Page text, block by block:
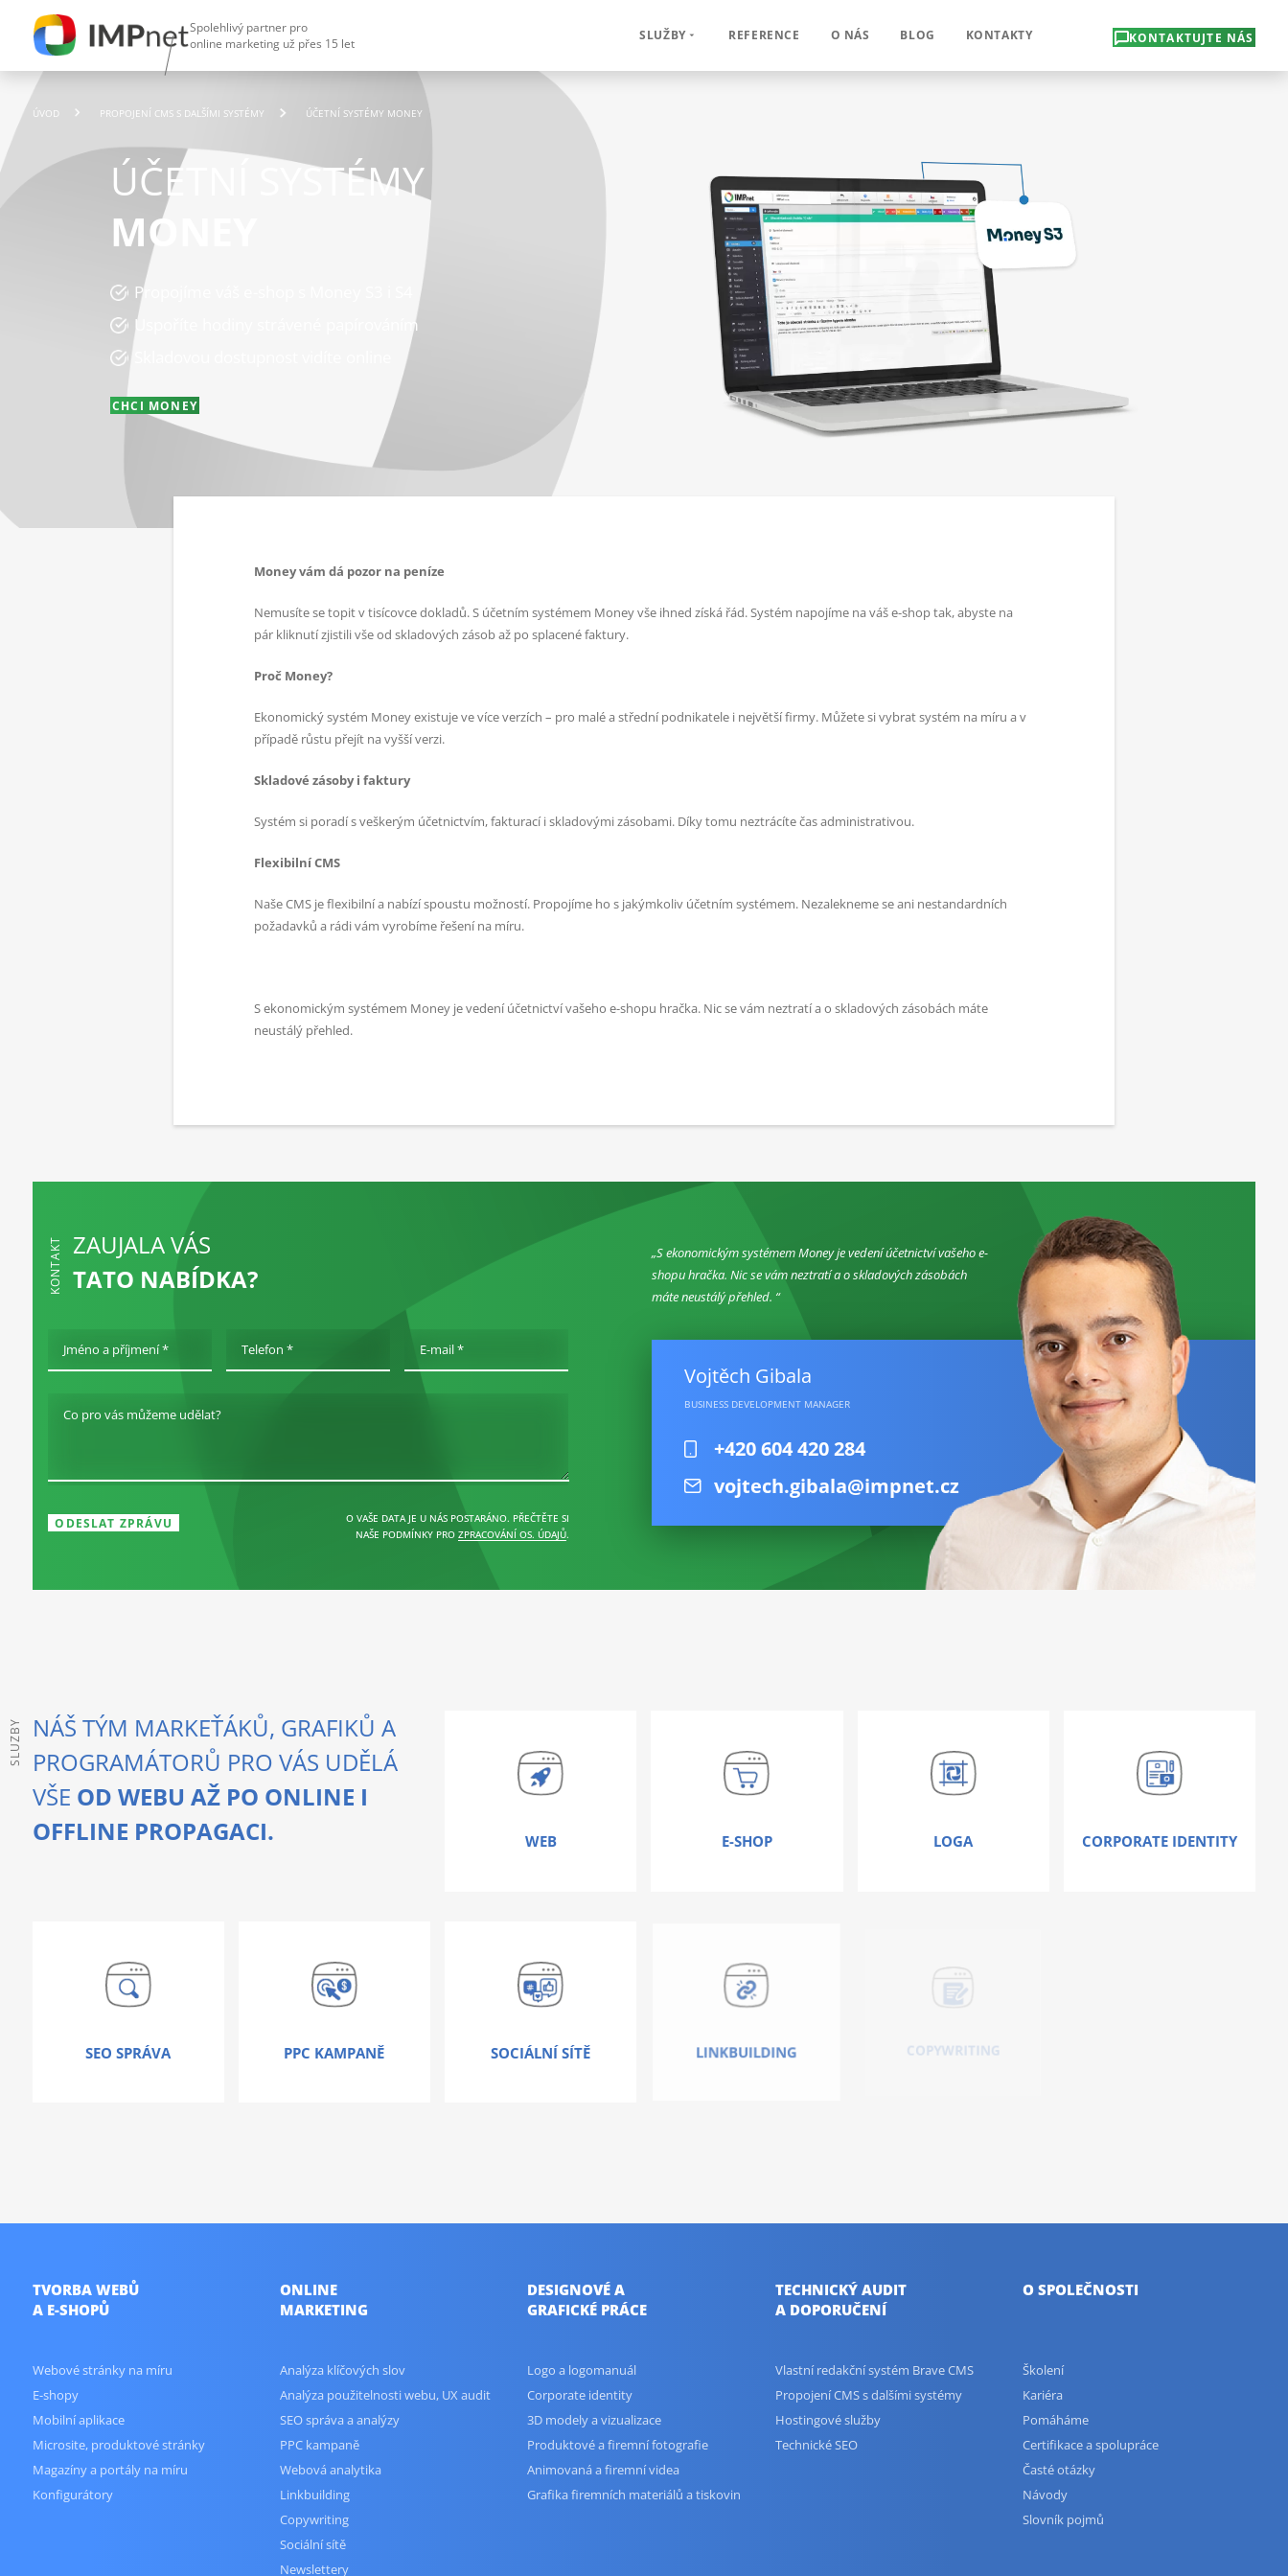
Spolehlivý partner pro
online marketing už přes 15 let
SLUŽBY REFERENCE O NÁS BLOG KONTAKTY KONTAKTUJTE NÁS
ÚVOD PROPOJENÍ CMS S DALŠÍMI SYSTÉMY ÚČETNÍ SYSTÉMY MONEY
ÚČETNÍ SYSTÉMY
MONEY
Propojíme váš e-shop s Money S3 i S4
Uspoříte hodiny strávené papírováním
CHCI MONEY
Money vám dá pozor na peníze
Nemusíte se topit v tisícovce dokladů. S účetním systémem Money vše ihned získá řád. Systém napojíme na váš e-shop tak, abyste na
pár kliknutí zjistili vše od skladových zásob až po splacené faktury.
Proč Money?
Ekonomický systém Money existuje ve více verzích – pro malé a střední podnikatele i největší firmy. Můžete si vybrat systém na míru a v
případě růstu přejít na vyšší verzi.
Skladové zásoby i faktury
Systém si poradí s veškerým účetnictvím, fakturací i skladovými zásobami. Díky tomu neztrácíte čas administrativou.
Flexibilní CMS
Naše CMS je flexibilní a nabízí spoustu možností. Propojíme ho s jakýmkoliv účetním systémem. Nezalekneme se ani nestandardních
požadavků a rádi vám vyrobíme řešení na míru.
S ekonomickým systémem Money je vedení účetnictví vašeho e-shopu hračka. Nic se vám neztratí a o skladových zásobách máte
neustálý přehled.
KONTAKT ZAUJALA VÁS
TATO NABÍDKA?
Jméno a příjmení * Telefon * E-mail *
Co pro vás můžeme udělat?
O VAŠE DATA JE U NÁS POSTARÁNO. PŘEČTĚTE SI
NAŠE PODMÍNKY PRO ZPRACOVÁNÍ OS. ÚDAJŮ.
S ekonomickým systémem Money je vedení účetnictví vašeho e-
shopu hračka. Nic se vám neztratí a o skladových zásobách
máte neustálý přehled.
Vojtěch Gibala
BUSINESS DEVELOPMENT MANAGER
+420 604 420 284
vojtech.gibala@impnet.cz
SLUZBY NÁŠ TÝM MARKEŤÁKŮ, GRAFIKŮ A
PROGRAMÁTORŮ PRO VÁS UDĚLÁ
VŠE OD WEBU AŽ PO ONLINE I
OFFLINE PROPAGACI.
WEB E-SHOP LOGA CORPORATE IDENTITY
SEO SPRÁVA PPC KAMPANĚ SOCIÁLNÍ SÍTĚ LINKBUILDING COPYWRITING
TVORBA WEBŮ
A E-SHOPŮ
Webové stránky na míru
E-shopy
Mobilní aplikace
Microsite, produktové stránky
Magazíny a portály na míru
Konfigurátory
ONLINE
MARKETING
Analýza klíčových slov
Analýza použitelnosti webu, UX audit
SEO správa a analýzy
PPC kampaně
Webová analytika
Linkbuilding
Copywriting
Sociální sítě
Newslettery
DESIGNOVÉ A
GRAFICKÉ PRÁCE
Logo a logomanuál
Corporate identity
3D modely a vizualizace
Produktové a firemní fotografie
Animovaná a firemní videa
Grafika firemních materiálů a tiskovin
TECHNICKÝ AUDIT
A DOPORUČENÍ
Vlastní redakční systém Brave CMS
Propojení CMS s dalšími systémy
Hostingové služby
Technické SEO
O SPOLEČNOSTI
Školení
Kariéra
Pomáháme
Certifikace a spolupráce
Časté otázky
Návody
Slovník pojmů